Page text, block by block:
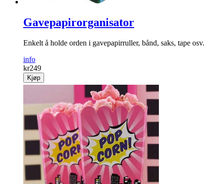
Gavepapirorganisator
Enkelt å holde orden i gavepapirruller, bånd, saks, tape osv.
info
kr249
Kjøp